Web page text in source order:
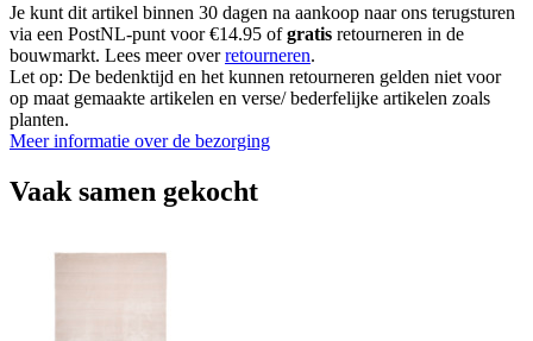
Je kunt dit artikel binnen 30 dagen na aankoop naar ons terugsturen
via een PostNL-punt voor €14.95 ofgratis retourneren in de
bouwmarkt. Lees meer overretourneren.
Let op: De bedenktijd en het kunnen retourneren gelden niet voor
op maat gemaakte artikelen en verse/ bederfelijke artikelen zoals
planten.
Meer informatie over de bezorging
Vaak samen gekocht